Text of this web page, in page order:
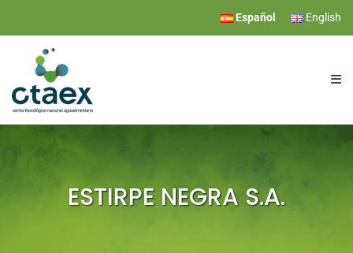
Español English
CTAEX
INVESTIGACIÓN
ESTIRPE NEGRA S.A.